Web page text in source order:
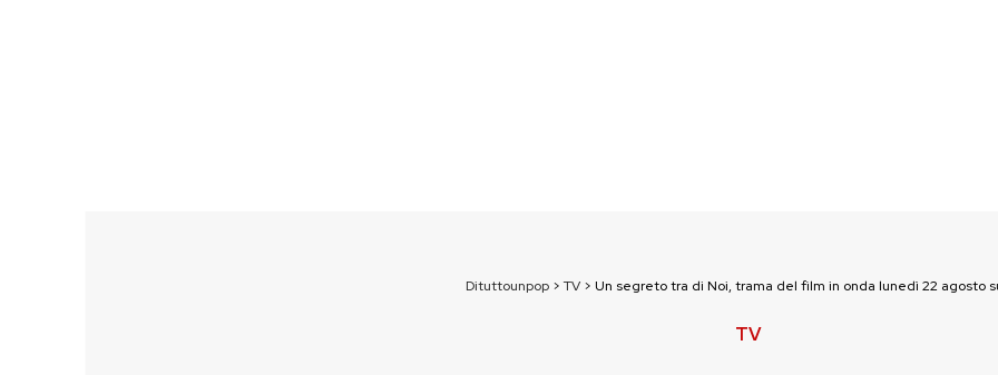
Dituttounpop > TV > Un segreto tra di Noi, trama del film in onda lunedì 22 agosto
TV